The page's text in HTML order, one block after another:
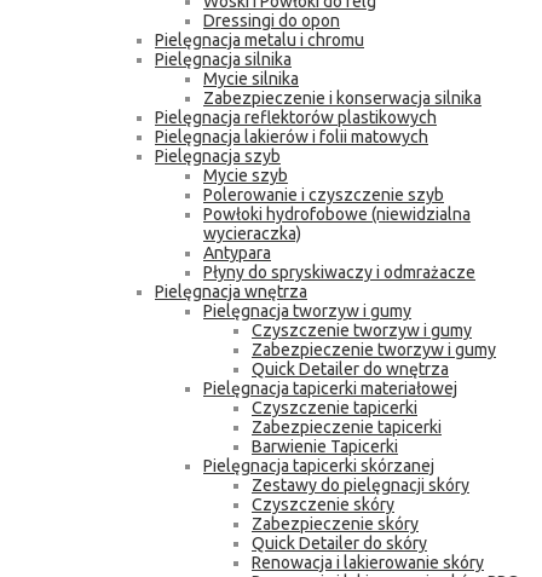
Dressingi do opon
Pielęgnacja metalu i chromu
Pielęgnacja silnika
Mycie silnika
Zabezpieczenie i konserwacja silnika
Pielęgnacja reflektorów plastikowych
Pielęgnacja lakierów i folii matowych
Pielęgnacja szyb
Mycie szyb
Polerowanie i czyszczenie szyb
Powłoki hydrofobowe (niewidzialna
wycieraczka)
Antypara
Płyny do spryskiwaczy i odmrażacze
Pielęgnacja wnętrza
Pielęgnacja tworzyw i gumy
Czyszczenie tworzyw i gumy
Zabezpieczenie tworzyw i gumy
Quick Detailer do wnętrza
Pielęgnacja tapicerki materiałowej
Czyszczenie tapicerki
Zabezpieczenie tapicerki
Barwienie Tapicerki
Pielęgnacja tapicerki skórzanej
Zestawy do pielęgnacji skóry
Czyszczenie skóry
Zabezpieczenie skóry
Quick Detailer do skóry
Renowacja i lakierowanie skóry